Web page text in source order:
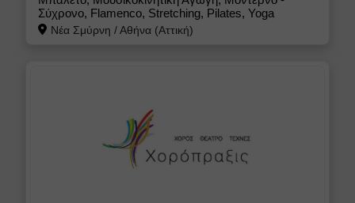
Σύχρονο, Flamenco, Stretching, Pilates, Yoga
Νέα Σμύρνη /Αθήνα (Αττική)